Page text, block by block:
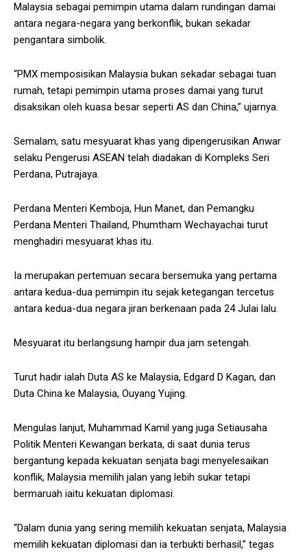
Malaysia sebagai pemimpin utama dalam rundingan damai
antara negara-negara yang berkonflik, bukan sekadar
pengantara simbolik.
“PMX memposisikan Malaysia bukan sekadar sebagai tuan
rumah, tetapi pemimpin utama proses damai yang turut
disaksikan oleh kuasa besar seperti AS dan China,” ujarnya.
Semalam, satu mesyuarat khas yang dipengerusikan Anwar
selaku Pengerusi ASEAN telah diadakan di Kompleks Seri
Perdana, Putrajaya.
Perdana Menteri Kemboja, Hun Manet, dan Pemangku
Perdana Menteri Thailand, Phumtham Wechayachai turut
menghadiri mesyuarat khas itu.
Ia merupakan pertemuan secara bersemuka yang pertama
antara kedua-dua pemimpin itu sejak ketegangan tercetus
antara kedua-dua negara jiran berkenaan pada 24 Julai lalu.
Mesyuarat itu berlangsung hampir dua jam setengah.
Turut hadir ialah Duta AS ke Malaysia, Edgard D Kagan, dan
Duta China ke Malaysia, Ouyang Yujing.
Mengulas lanjut, Muhammad Kamil yang juga Setiausaha
Politik Menteri Kewangan berkata, di saat dunia terus
bergantung kepada kekuatan senjata bagi menyelesaikan
konflik, Malaysia memilih jalan yang lebih sukar tetapi
bermaruah iaitu kekuatan diplomasi.
“Dalam dunia yang sering memilih kekuatan senjata, Malaysia
memilih kekuatan diplomasi dan ia terbukti berhasil,” tegas